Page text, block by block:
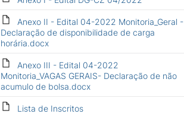
Anexo II - Edital 04-2022 Monitoria_Geral -
Declaração de disponibilidade de carga
horária.docx
Anexo III - Edital 04-2022
Monitoria_VAGAS GERAIS- Declaração de não
acumulo de bolsa.docx
Lista de Inscritos